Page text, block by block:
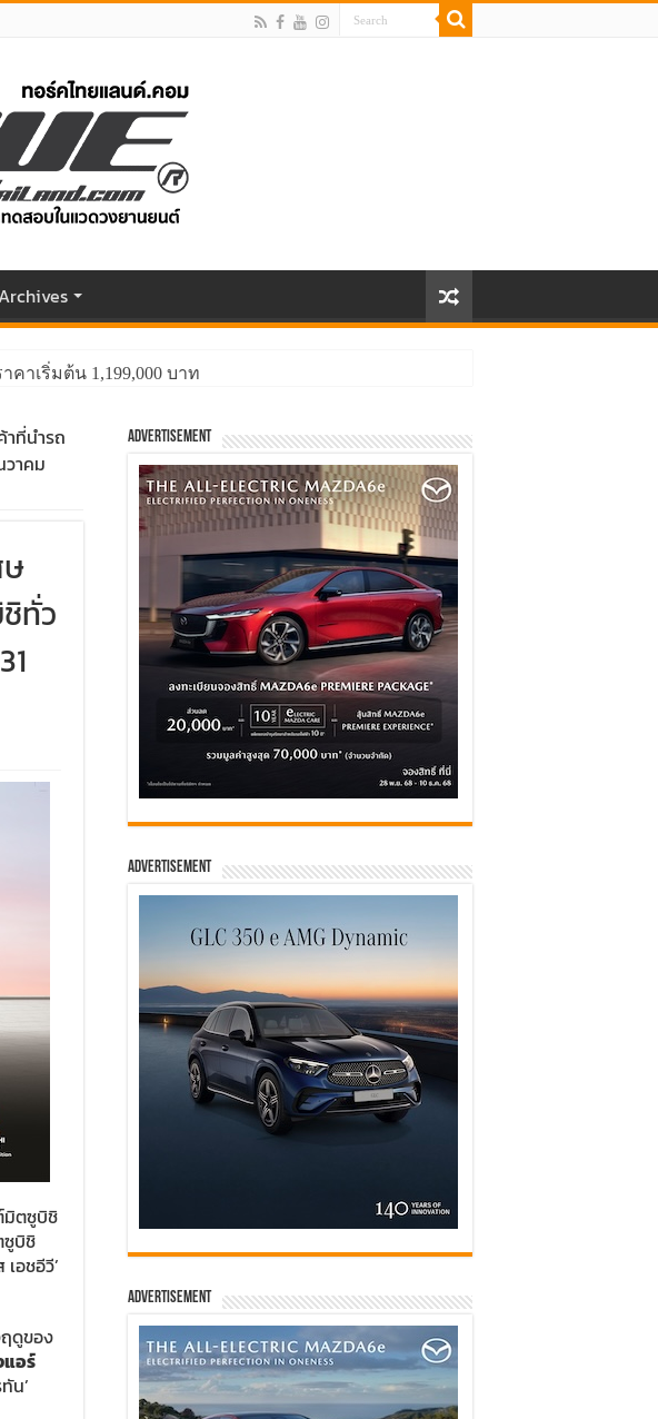
Archives
คาเริ่มต้น 1,199,000 บาท
ที่นำรถ
วาคม
ทั่ว
ตซูบิชิ
ซูบิชิ
อชอีวี’
ดูของ
แอร์
น’
Advertisement
Advertisement
Advertisement